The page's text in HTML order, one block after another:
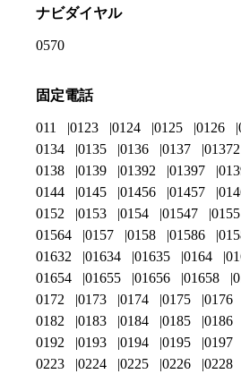
ナビダイヤル
0570
固定電話
011 0123 0124 0125 0126
0134
0135 0136 0137 01372
0138
0139 01392 01397
0144
0145 01456 01457
0152
0153 0154 01547 0155
01564
0157 0158 01586
01632
01634 01635 0164
01654
01655 01656 01658
0172
0173 0174 0175 0176
0182
0183 0184 0185 0186
0192
0193 0194 0195 0197
0223
0224 0225 0226 0228